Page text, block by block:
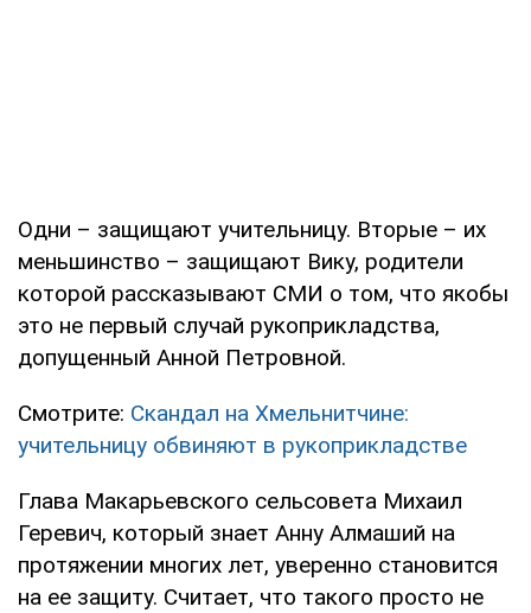
Одни – защищают учительницу. Вторые – их
меньшинство – защищают Вику, родители
которой рассказывают СМИ о том, что якобы
это не первый случай рукоприкладства,
допущенный Анной Петровной.
Смотрите: Скандал на Хмельнитчине:
учительницу обвиняют в рукоприкладстве
Глава Макарьевского сельсовета Михаил
Геревич, который знает Анну Алмаший на
протяжении многих лет, уверенно становится
на ее защиту. Считает, что такого просто не